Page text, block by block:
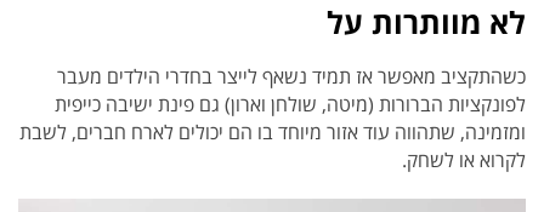
לא מוותרות על
כשהתקציב מאפשר אז תמיד נשאף לייצר בחדרי הילדים מעבר
לפונקציות הברורות (מיטה, שולחן וארון) גם פינת ישיבה כייפית
ומזמינה, שתהווה עוד אזור מיוחד בו הם יכולים לארח חברים, לשבת
לקרוא או לשחק.